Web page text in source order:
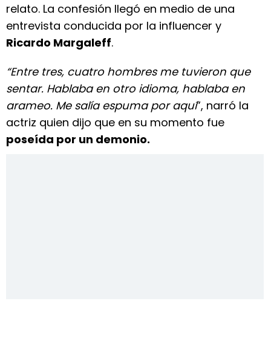
relato. La confesión llegó en medio de una
entrevista conducida por la influencer y
Ricardo Margaleff.
“Entre tres, cuatro hombres me tuvieron que
sentar. Hablaba en otro idioma, hablaba en
arameo. Me salía espuma por aquí”, narró la
actriz quien dijo que en su momento fue
poseída por un demonio.